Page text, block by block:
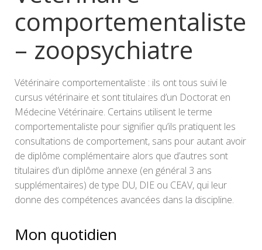
comportementaliste
– zoopsychiatre
Vétérinaire comportementaliste : ils ont tous suivi le
cursus vétérinaire et sont titulaires d’un Doctorat en
Médecine Vétérinaire. Certains utilisent le terme
comportementaliste pour signifier qu’ils pratiquent les
consultations de comportement, sans pour autant avoir
de diplôme complémentaire alors que d’autres sont
titulaires d’un diplôme annexe (en général 3 ans
supplémentaires) de type DU, DIE ou CEAV, qui leur
donne des compétences avancées dans la discipline.
Mon quotidien